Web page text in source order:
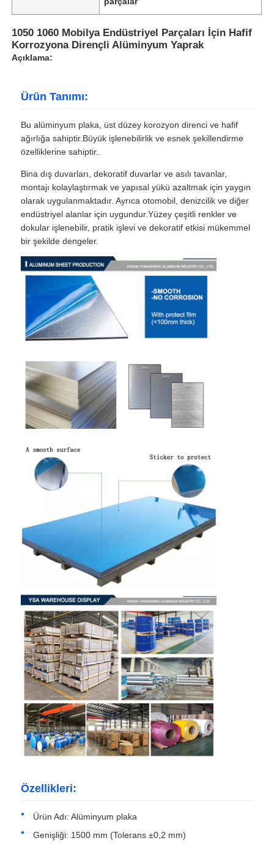
Ana Sayfa
Ürünler
Hakkımızda
Fabrika turu
Kalite kontrolü
Bize Ulaşın
Haberler
Alüminyum folyo rulosu
1050 1060 Mobilya Endüstriyel Parçaları İçin Hafif
Korrozyona Dirençli Alüminyum Yaprak
Açıklama:
Ürün Tanımı:
Bu alüminyum plaka, üst düzey korozyon direnci ve hafif
ağırlığa sahiptir.Büyük işlenebilirlik ve esnek şekillendirme
özelliklerine sahiptir..
Bina dış duvarları, dekoratif duvarlar ve asılı tavanlar,
montajı kolaylaştırmak ve yapısal yükü azaltmak için yaygın
olarak uygulanmaktadır. Ayrıca otomobil, denizcilik ve diğer
endüstriyel alanlar için uygundur.Yüzey çeşitli renkler ve
dokular işlenebilir, pratik işlevi ve dekoratif etkisi mükemmel
bir şekilde dengeler.
Özellikleri:
Ürün Adı: Alüminyum plaka
Genişliği: 1500 mm (Tolerans ±0,2 mm)